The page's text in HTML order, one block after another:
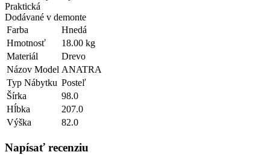
Praktická
Dodávané v demonte
Farba
Hnedá
Hmotnosť
18.00 kg
Materiál
Drevo
Názov Model ANATRA
Typ Nábytku Posteľ
Šírka
98.0
Hĺbka
207.0
Výška
82.0
Napísať recenziu